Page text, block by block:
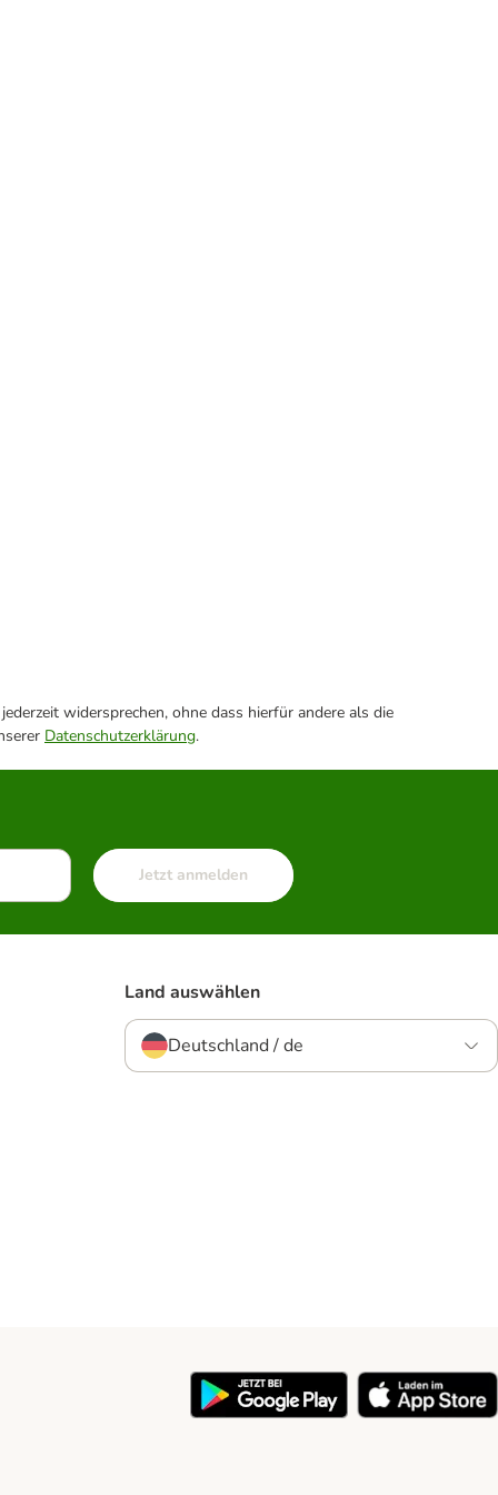
widersprechen, ohne dass hierfür andere als die
Datenschutzerklärung.
Jetzt anmelden
Land auswählen
Deutschland / de